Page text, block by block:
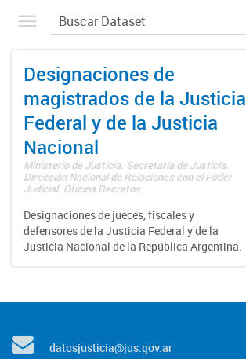
Designaciones de
magistrados de la Justicia
Federal y de la Justicia
Nacional
Ministerio de Justicia. Secretaría de Justicia.
Dirección Nacional de Relaciones con el Poder
Judicial. Oficina Decretos
Designaciones de jueces, fiscales y
defensores de la Justicia Federal y de la
Justicia Nacional de la República Argentina.
datosjusticia@jus.gov.ar